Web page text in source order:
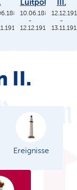
Luitpold
10.06.1886
-
12.12.1912
III.
-
II.
Ereignisse